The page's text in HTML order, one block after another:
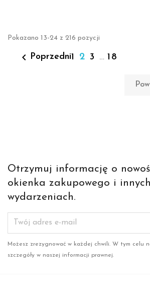
Pokazano 13-24 z 216 pozycji
 Poprzedni1 2 3 … 18
Otrzymuj informację o
okienka zakupowego i innych
wydarzeniach.
Możesz zrezygnować w każdej chwili. W tym celu
szczegóły w naszej informacji prawnej.